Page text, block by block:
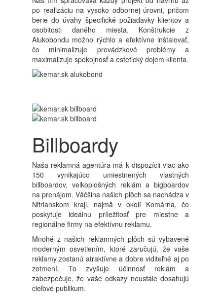
po realizáciu na vysoko odbornej úrovni, pričom
berie do úvahy špecifické požiadavky klientov a
osobitosti daného miesta. Konštrukcie z
Alukobondu možno rýchlo a efektívne inštalovať,
čo minimalizuje prevádzkové problémy a
maximalizuje spokojnosť a estetický dojem klienta.
Billboardy
Naša reklamná agentúra má k dispozícii viac ako
150 vynikajúco umiestnených vlastných
billboardov, veľkoplošných reklám a bigboardov
na prenájom. Väčšina našich plôch sa nachádza v
Nitrianskom kraji, najmä v okolí Komárna, čo
poskytuje ideálnu príležitosť pre miestne a
regionálne firmy na efektívnu reklamu.
Mnohé z našich reklamných plôch sú vybavené
moderným osvetlením, ktoré zaručujú, že vaše
reklamy zostanú atraktívne a dobre viditeľné aj po
zotmení. To zvyšuje účinnosť reklám a
zabezpečuje, že vaše odkazy neustále dosahujú
cieľové publikum.